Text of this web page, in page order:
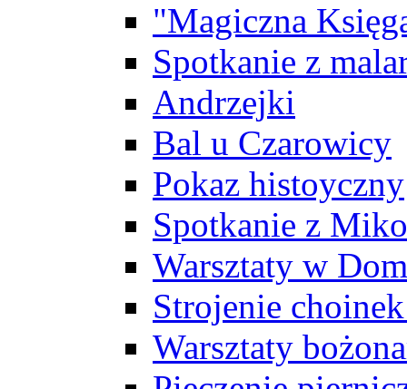
"Magiczna
Spotkanie z
Andrzejki
Bal u Czarowicy
Pokaz histoyczny
Spotkanie z
Warsztaty w
Strojenie
Warsztaty